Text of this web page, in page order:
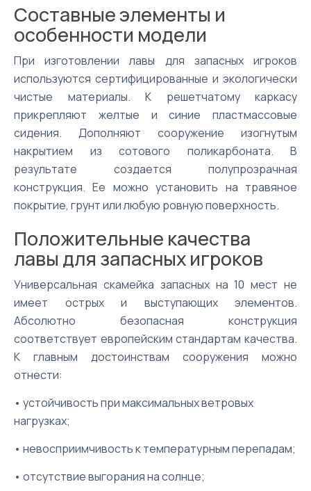
Составные элементы и
особенности модели
При изготовлении лавы для запасных игроков
используются сертифицированные и экологически
чистые материалы. К решетчатому каркасу
прикрепляют желтые и синие пластмассовые
сидения. Дополняют сооружение изогнутым
накрытием из сотового поликарбоната. В
результате создается полупрозрачная
конструкция. Ее можно установить на травяное
покрытие, грунт или любую ровную поверхность.
Положительные качества
лавы для запасных игроков
Универсальная скамейка запасных на 10 мест не
имеет острых и выступающих элементов.
Абсолютно безопасная конструкция
соответствует европейским стандартам качества.
К главным достоинствам сооружения можно
отнести:
• устойчивость при максимальных ветровых
нагрузках;
• невосприимчивость к температурным перепадам;
• отсутствие выгорания на солнце;